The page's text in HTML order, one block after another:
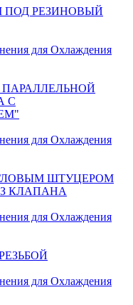
ПОД РЕЗИНОВЫЙ
для Охлаждения
С
для Охлаждения
ШТУЦЕРОМ
КЛАПАНА
для Охлаждения
для Охлаждения